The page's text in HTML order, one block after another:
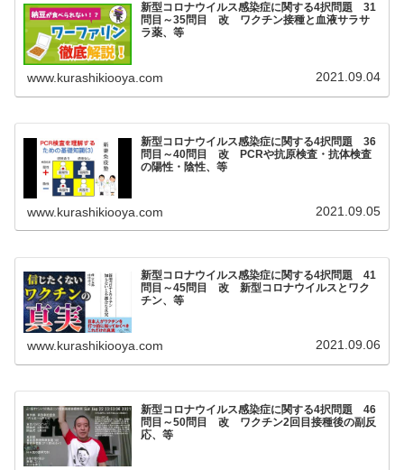
新型コロナウイルス感染症に関する4択問題 31
問目～35問目 改 ワクチン接種と血液サラサ
ラ薬、等
www.kurashikiooya.com 2021.09.04
新型コロナウイルス感染症に関する4択問題 36
問目～40問目 改 PCRや抗原検査・抗体検査
の陽性・陰性、等
www.kurashikiooya.com 2021.09.05
新型コロナウイルス感染症に関する4択問題 41
問目～45問目 改 新型コロナウイルスとワク
チン、等
www.kurashikiooya.com 2021.09.06
新型コロナウイルス感染症に関する4択問題 46
問目～50問目 改 ワクチン2回目接種後の副反
応、等